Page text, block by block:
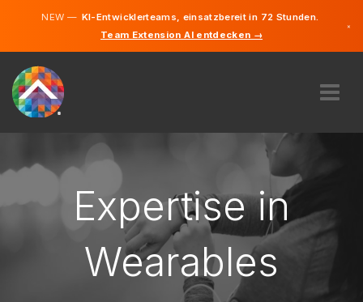
NEW —KI-Entwicklerteams, einsatzbereit in 72 Stunden.
Team Extension AI entdecken →
×
EXPERTISE
LIECHTENSTEIN
Expertise in
Wearables